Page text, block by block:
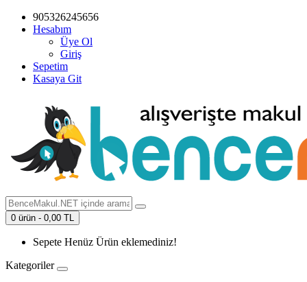
905326245656
Hesabım
Üye Ol
Giriş
Sepetim
Kasaya Git
0 ürün - 0,00 TL
Sepete Henüz Ürün eklemediniz!
Kategoriler